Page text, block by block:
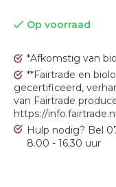
Op voorraad
*Afkomstig van
**Fairtrade en
gecertificeerd,
van Fairtrade
https://
Hulp nodig? Bel
8.00 - 16.30 uur